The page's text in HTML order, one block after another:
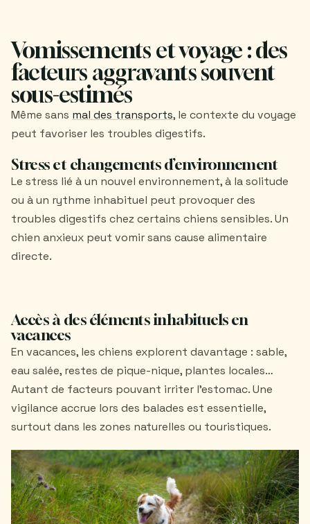
Vomissements et voyage : des
facteurs aggravants souvent
sous-estimés
Même sans mal des transports, le contexte du voyage
peut favoriser les troubles digestifs.
Stress et changements d’environnement
Le stress lié à un nouvel environnement, à la solitude
ou à un rythme inhabituel peut provoquer des
troubles digestifs chez certains chiens sensibles. Un
chien anxieux peut vomir sans cause alimentaire
directe.
Accès à des éléments inhabituels en
vacances
En vacances, les chiens explorent davantage : sable,
eau salée, restes de pique-nique, plantes locales…
Autant de facteurs pouvant irriter l’estomac. Une
vigilance accrue lors des balades est essentielle,
surtout dans les zones naturelles ou touristiques.